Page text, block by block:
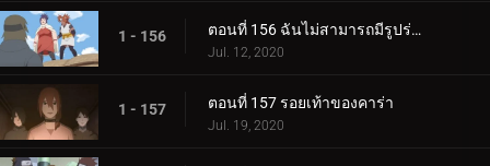
1 - 156 ตอนที่ 156 ฉันไม่สามารถมีรูปร่างผอมเพรียวได้
Jul. 12, 2020
1 - 157 ตอนที่ 157 รอยเท้าของคาร่า
Jul. 19, 2020